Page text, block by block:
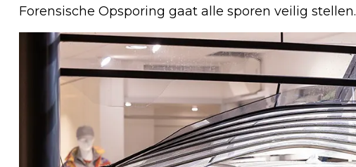
Forensische Opsporing gaat alle sporen veilig stellen.